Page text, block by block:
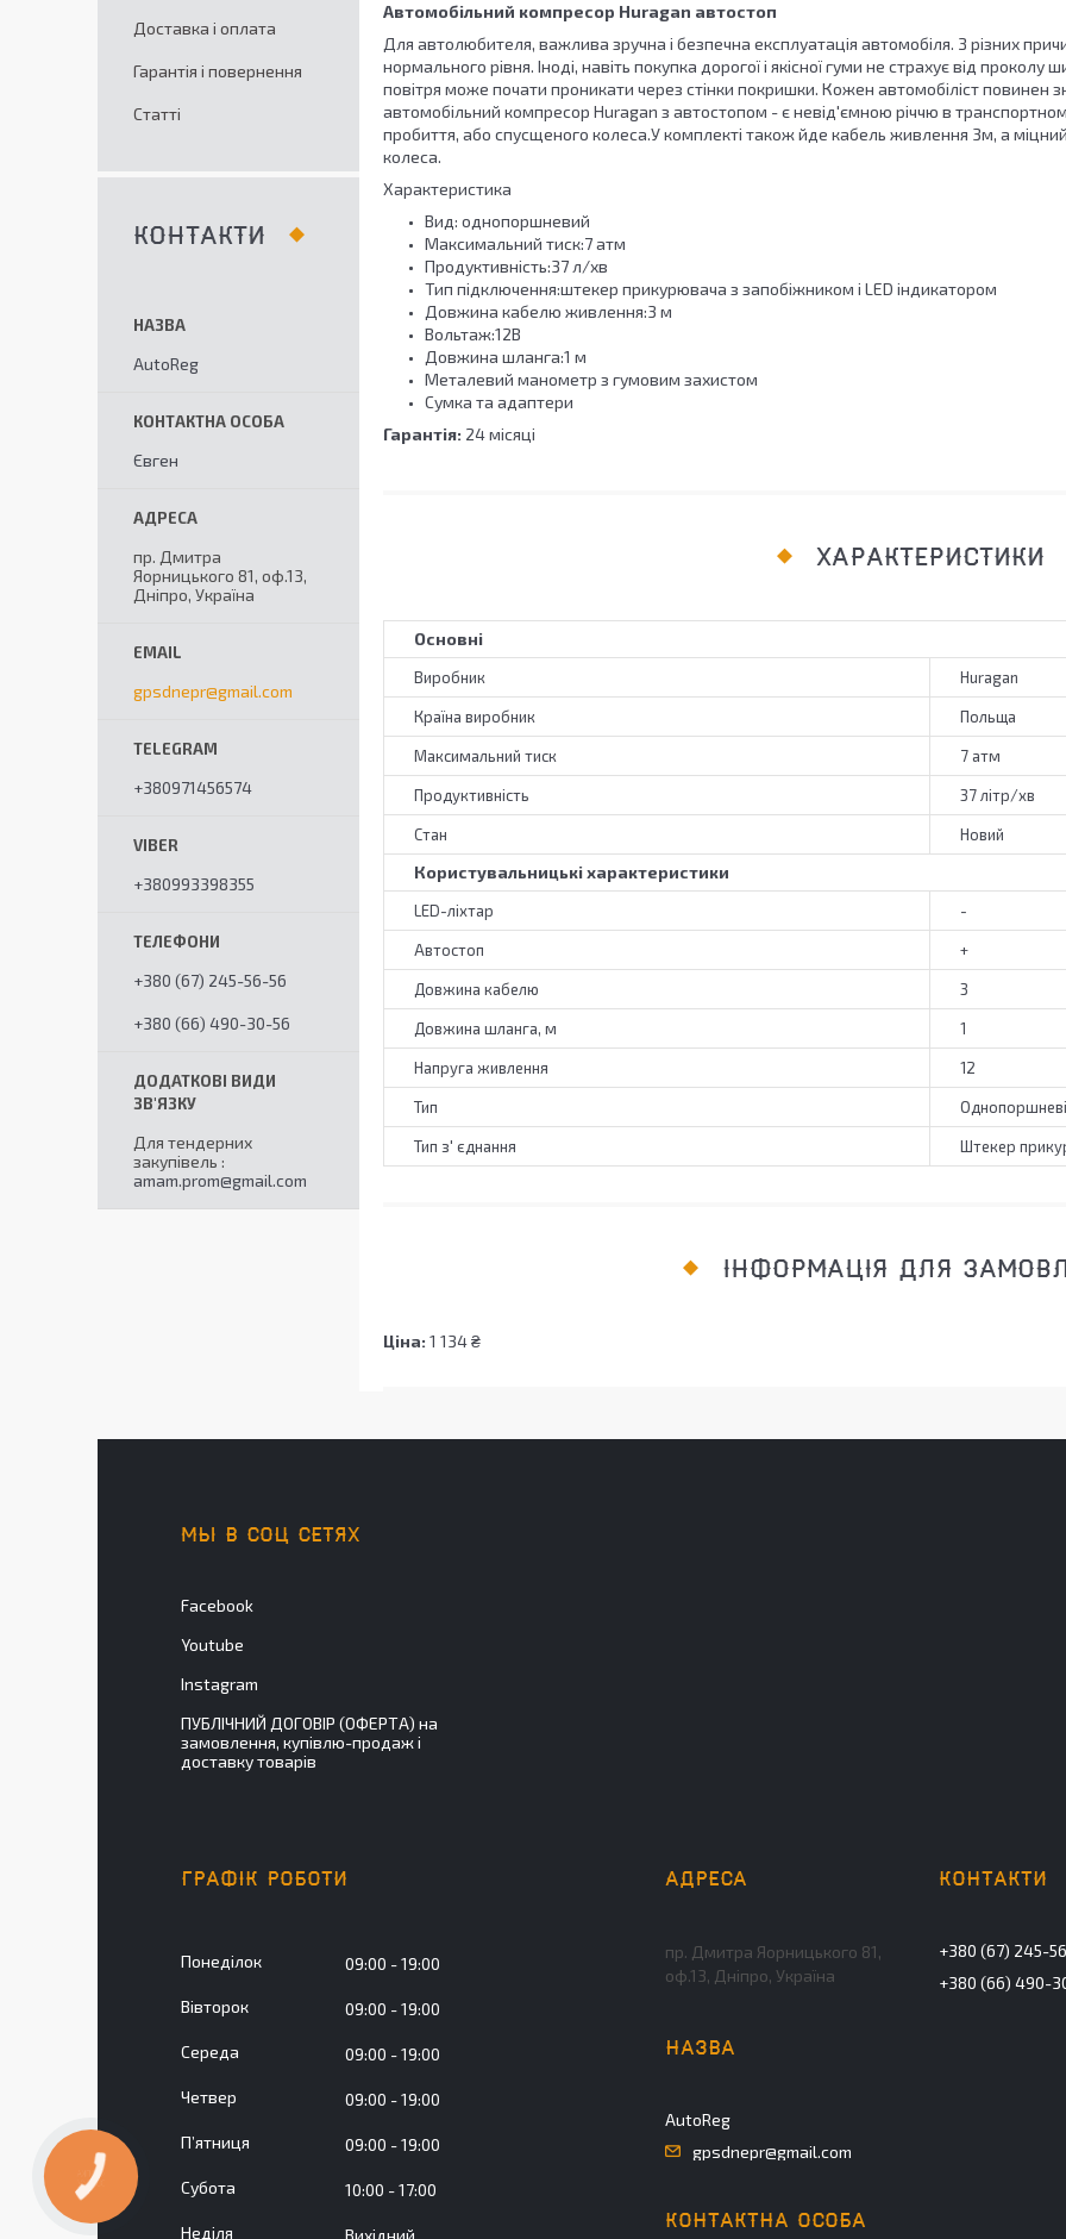
Автомобільний компресор Huragan автостоп
Для автолюбителя, важлива зручна і безпечна експлуатація автомобіля. З різних
нормального рівня. Іноді, навіть покупка дорогої і якісної гуми не страхує від
повітря може почати проникати через стінки покришки. Кожен автомобіліст повинен
автомобільний компресор Huragan з автостопом - є невід'ємною річчю в
пробиття, або спусщеного колеса.У комплекті також йде кабель живлення 3м, а
колеса.
Характеристика
Вид: однопоршневий
Максимальний тиск:7 атм
Продуктивність:37 л/хв
Тип підключення:штекер прикурювача з запобіжником і LED індикатором
Довжина кабелю живлення:3 м
Вольтаж:12В
Довжина шланга:1 м
Металевий манометр з гумовим захистом
Сумка та адаптери
Гарантія: 24 місяці
ХАРАКТЕРИСТИКИ
Основні
Виробник Huragan
Країна виробник Польща
Максимальний тиск 7 атм
Продуктивність 37 літр/хв
Стан Новий
Користувальницькі характеристики
LED-ліхтар -
Автостоп +
Довжина кабелю 3
Довжина шланга, м 1
Напруга живлення 12
Тип Однопоршневі
Тип з' єднання Штекер
ІНФОРМАЦІЯ ДЛЯ
Ціна: 1 134 ₴
Доставка і оплата
Гарантія і повернення
Статті
КОНТАКТИ
AutoReg
Євген
пр. Дмитра
Яорницького 81, оф.13,
Дніпро, Україна
gpsdnepr@gmail.com
+380971456574
+380993398355
+380 (67) 245-56-56
+380 (66) 490-30-56
Для тендерних
закупівель
amam.prom@gmail.com
МЫ В СОЦ СЕТЯХ
Facebook
Youtube
Instagram
ПУБЛІЧНИЙ ДОГОВІР (ОФЕРТА) на
замовлення, купівлю-продаж і
доставку товарів
ГРАФІК РОБОТИ
Понеділок 09:00 19:00
Вівторок 09:00 19:00
Середа 09:00 19:00
Четвер 09:00 19:00
Пʼятниця 09:00 19:00
Субота 10:00 17:00
Неділя Вихідний
пр. Дмитра Яорницького 81,
оф.13, Дніпро, Україна
AutoReg
gpsdnepr@gmail.com
+380 (67) 245-
+380 (66) 490-
КНОПКА
ЗВ'ЯЗКУ